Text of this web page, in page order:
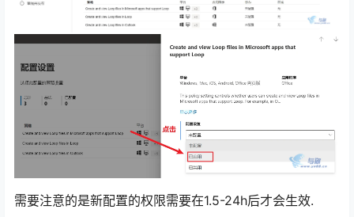
需要注意的是新配置的权限需要在1.5-24h后才会生效.